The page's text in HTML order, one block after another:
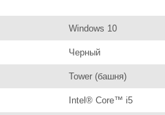
Windows 10
Черный
Tower (башня)
Intel® Core™ i5